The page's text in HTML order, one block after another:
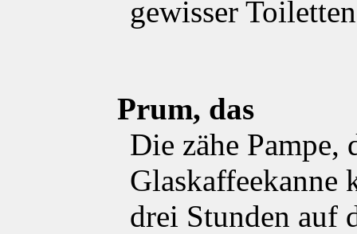
gewisser
Prum, das
Die zähe Pampe,
Glaskaffeekanne
drei Stunden auf